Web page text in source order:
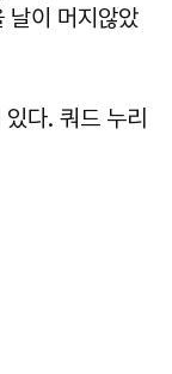
날이 머지않았
다. 쿼드 누리